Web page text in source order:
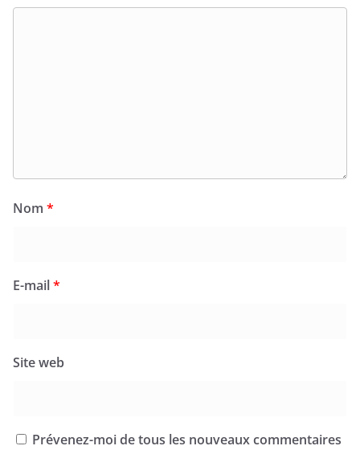
Nom *
E-mail*
Site web
Prévenez-moi de tous les nouveaux commentaires